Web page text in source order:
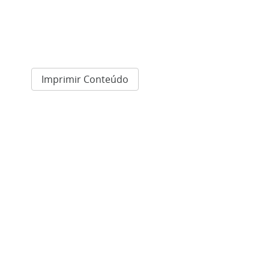
Imprimir Conteúdo